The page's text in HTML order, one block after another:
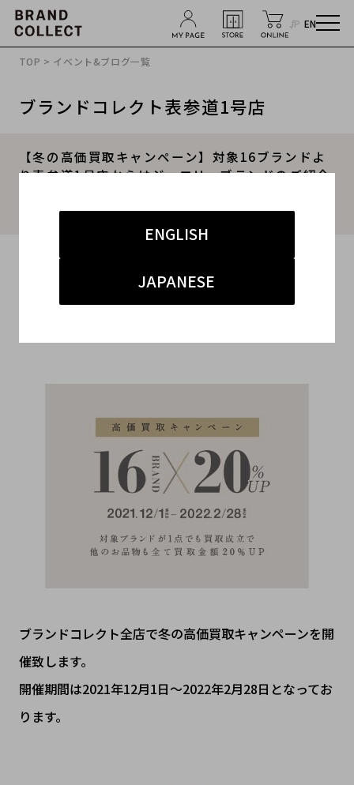
JP EN
ENGLISH
JAPANESE
TOP > イベント&ブログ一覧
ブランドコレクト表参道1号店
【冬の高価買取キャンペーン】対象16ブランドよ
り表参道1号店からはジュエリーブランドのご紹介
お買取りならお任せ下さい。
2021.11.29
#ブルガリ
#買取
ブランドコレクト全店で冬の高価買取キャンペーンを開
催致します。
開催期間は2021年12月1日～2022年2月28日となってお
ります。